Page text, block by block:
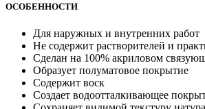
ОСОБЕННОСТИ
Для наружных и внутренних работ
Не содержит растворителей и
Сделан на 100% акриловом
Образует полуматовое покрытие
Содержит воск
Создает водоотталкивающее